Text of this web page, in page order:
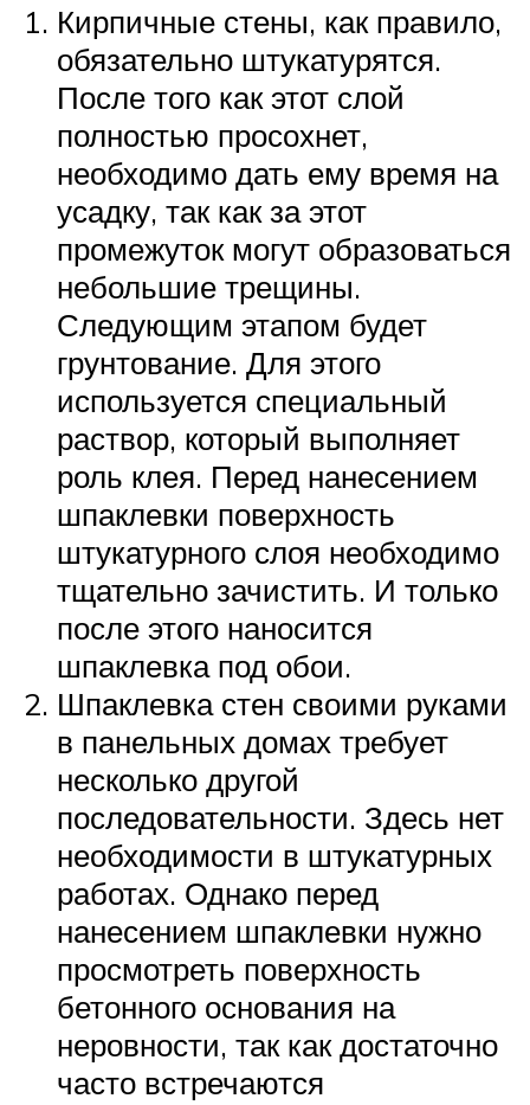
Кирпичные стены, как правило,
обязательно штукатурятся.
После того как этот слой
полностью просохнет,
необходимо дать ему время на
усадку, так как за этот
промежуток могут образоваться
небольшие трещины.
Следующим этапом будет
грунтование. Для этого
используется специальный
раствор, который выполняет
роль клея. Перед нанесением
шпаклевки поверхность
штукатурного слоя необходимо
тщательно зачистить. И только
после этого наносится
шпаклевка под обои.
Шпаклевка стен своими руками
в панельных домах требует
несколько другой
последовательности. Здесь нет
необходимости в штукатурных
работах. Однако перед
нанесением шпаклевки нужно
просмотреть поверхность
бетонного основания на
неровности, так как достаточно
часто встречаются